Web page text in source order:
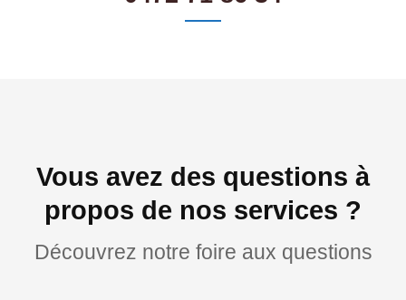
Vous avez des questions à
propos de nos services ?
Découvrez notre foire aux questions